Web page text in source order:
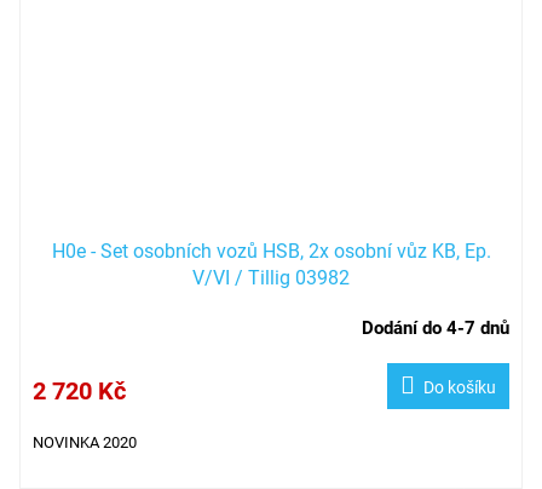
H0e - Set osobních vozů HSB, 2x osobní vůz KB, Ep.
V/VI / Tillig 03982
Dodání do 4-7 dnů
2 720 Kč Do košíku
NOVINKA 2020